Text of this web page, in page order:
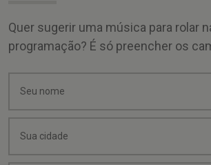
Quer sugerir uma música para rolar
programação? É só preencher os